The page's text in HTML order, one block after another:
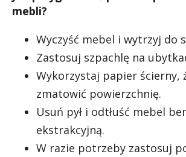
mebli?
Wyczyść mebel i wytrzyj do
Zastosuj szpachlę na
Wykorzystaj papier ścierny,
zmatowić powierzchnię.
Usuń pył i odtłuść mebel
ekstrakcyjną.
W razie potrzeby zastosuj